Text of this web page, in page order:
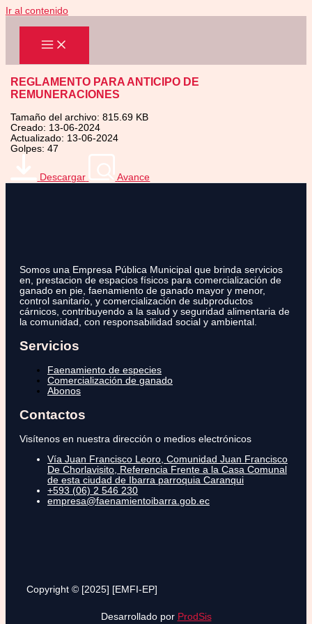
Ir al contenido
REGLAMENTO PARA ANTICIPO DE
REMUNERACIONES
Tamaño del archivo: 815.69 KB
Creado: 13-06-2024
Actualizado: 13-06-2024
Golpes: 47
Descargar Avance
Somos una Empresa Pública Municipal que brinda servicios
en, prestacion de espacios físicos para comercialización de
ganado en pie, faenamiento de ganado mayor y menor,
control sanitario, y comercialización de subproductos
cárnicos, contribuyendo a la salud y seguridad alimentaria de
la comunidad, con responsabilidad social y ambiental.
Servicios
Faenamiento de especies
Comercialización de ganado
Abonos
Contactos
Visítenos en nuestra dirección o medios electrónicos
Vía Juan Francisco Leoro, Comunidad Juan Francisco
De Chorlavisito, Referencia Frente a la Casa Comunal
de esta ciudad de Ibarra parroquia Caranqui
+593 (06) 2 546 230
empresa@faenamientoibarra.gob.ec
Copyright © [2025] [EMFI-EP]
Desarrollado por ProdSis